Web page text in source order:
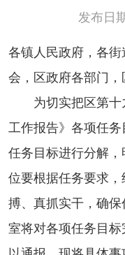
发布日
各镇人民政府，各
会，区政府各部门，
为切实把区第
工作报告》各项任
任务目标进行分解
位要根据任务要求
搏、真抓实干，确
室将对各项任务目